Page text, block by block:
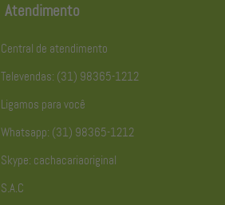
Atendimento
Central de atendimento
Televendas: (31) 98365-1212
Ligamos para você
Whatsapp: (31) 98365-1212
Skype: cachacariaoriginal
S.A.C